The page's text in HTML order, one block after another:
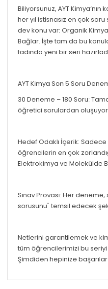
Biliyorsunuz, AYT Kimya’nın
her yıl istisnasız en çok
dev konu var: Organik
Bağlar. İşte tam da bu
tadında yeni bir seri
AYT Kimya Son 5 Soru
30 Deneme – 180 Soru:
öğretici sorulardan
Hedef Odaklı İçerik:
öğrencilerin en çok
Elektrokimya ve Molekülde
Sınav Provası: Her deneme,
sorusunu" temsil edecek
Netlerini garantilemek ve
tüm öğrencilerimizi bu
Şimdiden hepinize